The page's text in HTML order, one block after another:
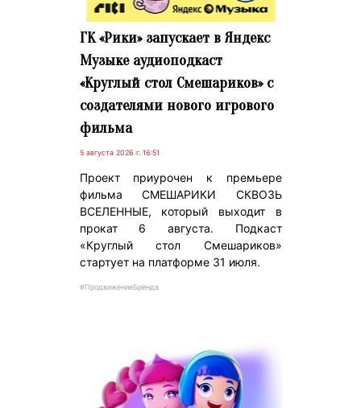
ГК «Рики» запускает в Яндекс
Музыке аудиоподкаст
«Круглый стол Смешариков» с
создателями нового игрового
фильма
5 августа 2026 г. 16:51
Проект приурочен к премьере
фильма СМЕШАРИКИ СКВОЗЬ
ВСЕЛЕННЫЕ, который выходит в
прокат 6 августа. Подкаст
«Круглый стол Смешариков»
стартует на платформе 31 июля.
#ПродвижениеБренда